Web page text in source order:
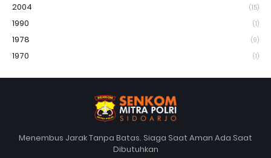
2004 (15)
1990 (1)
1978 (9)
1970 (1)
Menembus Jarak Tanpa Batas. Siaga Saat Aman Ada Saat
Dibutuhkan